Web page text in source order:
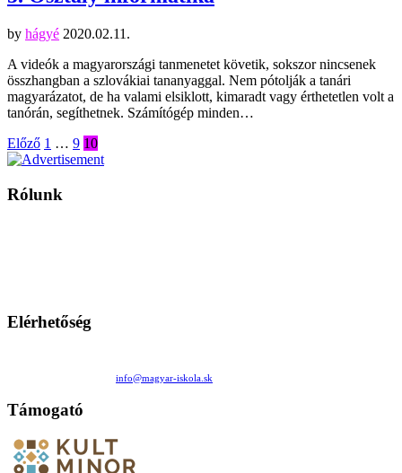
by hágyé 2020.02.11.
A videók a magyarországi tanmenetet követik, sokszor nincsenek
összhangban a szlovákiai tananyaggal. Nem pótolják a tanári
magyarázatot, de ha valami elsiklott, kimaradt vagy érthetetlen volt a
tanórán, segíthetnek. Számítógép minden…
Bejegyzések
lapozása
Előző 1 … 9 10
Rólunk
Elérhetőség
info@magyar-iskola.sk
Támogató